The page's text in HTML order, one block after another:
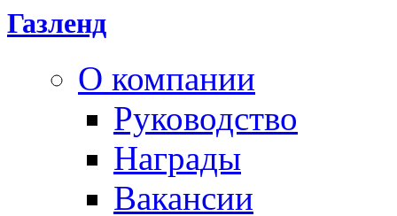
Газленд
О компании
Руководство
Награды
Вакансии